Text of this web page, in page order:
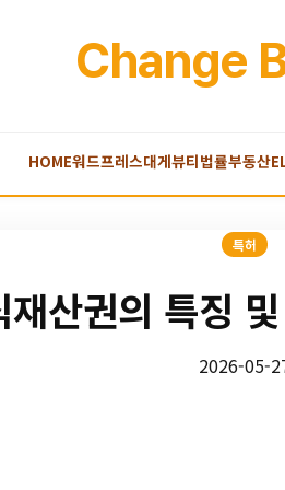
Change
HOME워드프레스대게뷰티법률부동산
특허
재산권의 특징
2026-05-